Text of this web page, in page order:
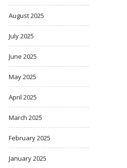
August 2025
July 2025
June 2025
May 2025
April 2025
March 2025
February 2025
January 2025